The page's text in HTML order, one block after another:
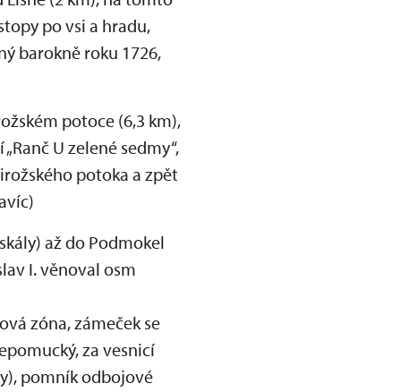
po vsi a hradu,
barokně roku 1726,
potoce (6,3 km),
U zelené sedmy“,
potoka a zpět
až do Podmokel
I. věnoval osm
zóna, zámeček se
za vesnicí
pomník odbojové